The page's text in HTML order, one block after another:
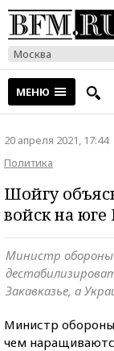
Москва
МЕНЮ
20 апреля 2021, 17:44
Политика
Шойгу
войск на юге
Министр
Закавказье, а
Министр обороны
чем